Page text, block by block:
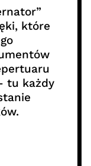
które
tu każdy